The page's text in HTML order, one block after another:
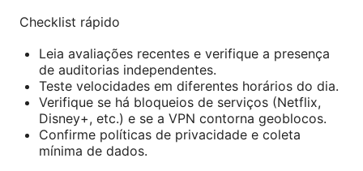
Checklist rápido
Leia avaliações recentes e verifique a presença
de auditorias independentes.
Teste velocidades em diferentes horários do dia.
Verifique se há bloqueios de serviços (Netflix,
Disney+, etc.) e se a VPN contorna geoblocos.
Confirme políticas de privacidade e coleta
mínima de dados.